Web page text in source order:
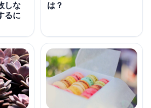
しな
るに
は？